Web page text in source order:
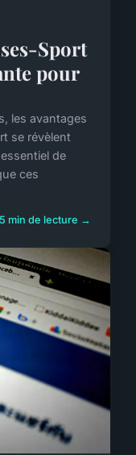
Sport
pour
les avantages
se révèlent
de
ces
5 min de lecture →